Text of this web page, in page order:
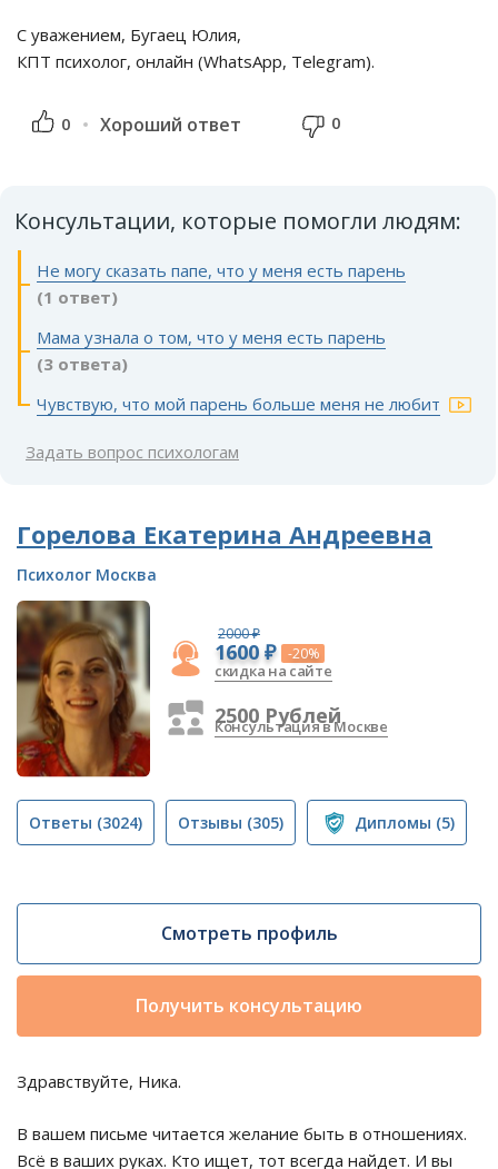
С уважением, Бугаец Юлия,
КПТ психолог, онлайн (WhatsApp, Telegram).
0 Хороший ответ 0
Консультации, которые помогли людям:
Не могу сказать папе, что у меня есть парень
(1 ответ)
Мама узнала о том, что у меня есть парень
(3 ответа)
Чувствую, что мой парень больше меня не любит
Задать вопрос психологам
Горелова Екатерина Андреевна
Психолог Москва
2000 ₽
1600 ₽ -20%
скидка на сайте
2500 Рублей
Консультация в Москве
Ответы (3024) Отзывы (305) Дипломы (5)
Смотреть профиль
Получить консультацию
Здравствуйте, Ника.
В вашем письме читается желание быть в отношениях.
Всё в ваших руках. Кто ищет, тот всегда найдет. И вы